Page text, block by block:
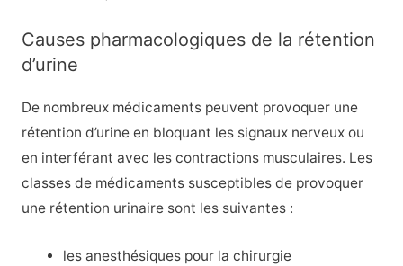
Causes pharmacologiques de la rétention
d’urine
De nombreux médicaments peuvent provoquer une
rétention d’urine en bloquant les signaux nerveux ou
en interférant avec les contractions musculaires. Les
classes de médicaments susceptibles de provoquer
une rétention urinaire sont les suivantes :
les anesthésiques pour la chirurgie